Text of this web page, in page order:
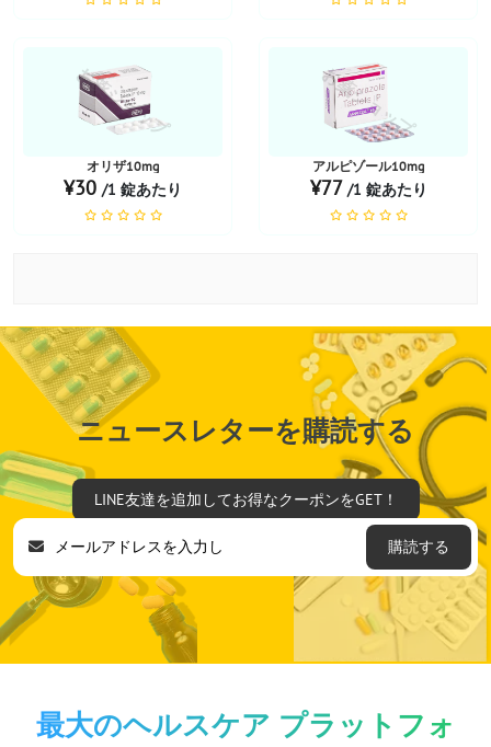
お薬ショップ
オリザ10mg
¥30 /1 錠あたり
お薬ショップ
アルピゾール10mg
¥77 /1 錠あたり
ニュースレターを購読する
LINE友達を追加してお得なクーポンをGET！
購読する
最大のヘルスケア プラットフォ